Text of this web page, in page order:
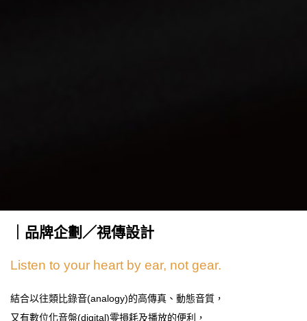
｜品牌企劃／視傳設計
Listen to your heart by ear, not gear.
結合以往類比錄音(analogy)的高傳真、動態音質，
又有數位化音盤(digital)零損耗及播放的便利，